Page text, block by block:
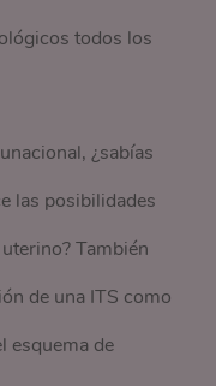
todos los
¿sabías
las posibilidades
También
de una ITS como
esquema de